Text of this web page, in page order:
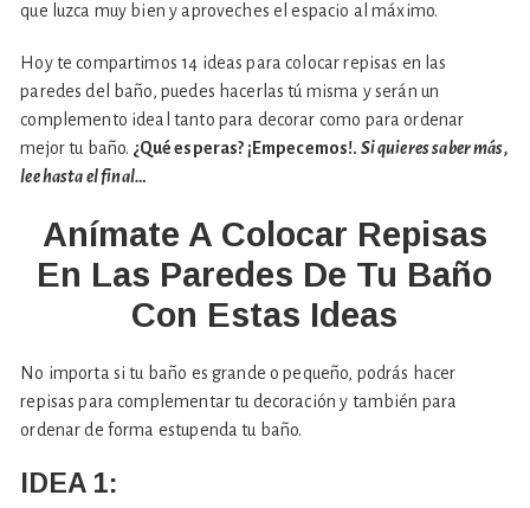
que luzca muy bien y aproveches el espacio al máximo.
Hoy te compartimos 14 ideas para colocar repisas en las
paredes del baño, puedes hacerlas tú misma y serán un
complemento ideal tanto para decorar como para ordenar
mejor tu baño. ¿Qué esperas? ¡Empecemos!. Si quieres saber más,
lee hasta el final…
Anímate A Colocar Repisas
En Las Paredes De Tu Baño
Con Estas Ideas
No importa si tu baño es grande o pequeño, podrás hacer
repisas para complementar tu decoración y también para
ordenar de forma estupenda tu baño.
IDEA 1: